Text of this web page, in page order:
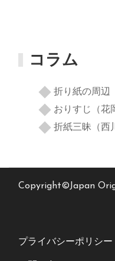
コラム
折り紙の周辺
おりすじ（花
折紙三昧（西
Copyright©Japan
プライバシーポリシー